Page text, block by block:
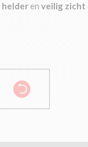
helder en veilig zicht